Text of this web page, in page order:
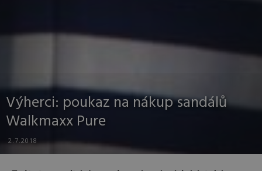
Výherci: poukaz na nákup sandálů
Walkmaxx Pure
2.7.2018